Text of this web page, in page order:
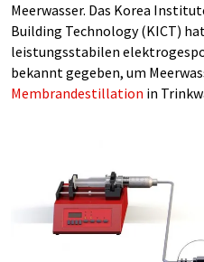
Meerwasser. Das Korea
Building Technology (KICT)
leistungsstabilen
bekannt gegeben, um
Membrandestillation in